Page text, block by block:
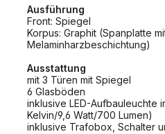
Ausführung
Front: Spiegel
Korpus: Graphit (Spanplatte
Melaminharzbeschichtung)
Ausstattung
mit 3 Türen mit Spiegel
6 Glasböden
inklusive LED-Aufbauleuchte
Kelvin/9,6 Watt/700 Lumen)
inklusive Trafobox, Schalter